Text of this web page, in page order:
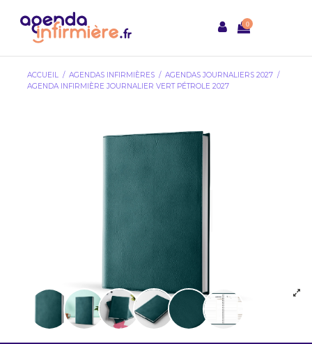
0
ACCUEIL AGENDAS INFIRMIÈRES
AGENDAS JOURNALIERS 2027
AGENDA INFIRMIÈRE JOURNALIER VERT PÉTROLE 2027